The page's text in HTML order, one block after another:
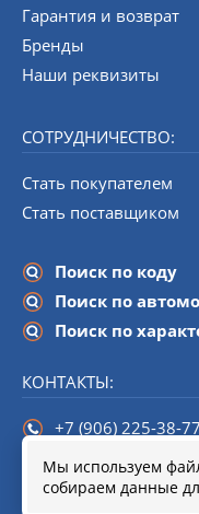
СОТРУДНИЧЕСТВО:
Стать покупателем
Стать поставщиком
Поиск по коду
Поиск по
Поиск по
Гарантия и возврат
Бренды
Наши реквизиты
КОНТАКТЫ:
+7 (906) 225-38-77
info@startline-
190020,Санкт-
Мы используем
собираем данные